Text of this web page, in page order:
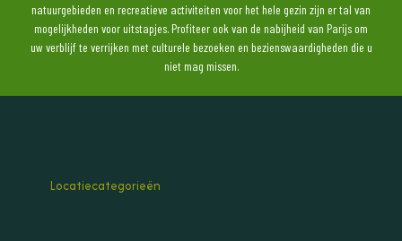
natuurgebieden en recreatieve activiteiten voor het hele gezin zijn er tal van
mogelijkheden voor uitstapjes. Profiteer ook van de nabijheid van Parijs om
uw verblijf te verrijken met culturele bezoeken en bezienswaardigheden die u
niet mag missen.
Locatiecategorieën